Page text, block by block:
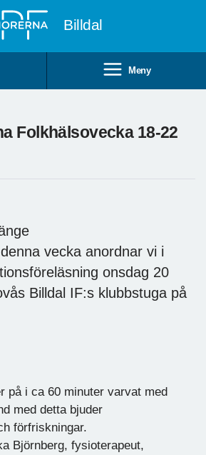
Billdal
Meny
Folkhälsovecka 18-22
vecka anordnar vi i
onsdag 20
Billdal IF:s klubbstuga på
på i ca 60 minuter varvat med
med detta bjuder
förfriskningar.
Björnberg, fysioterapeut,